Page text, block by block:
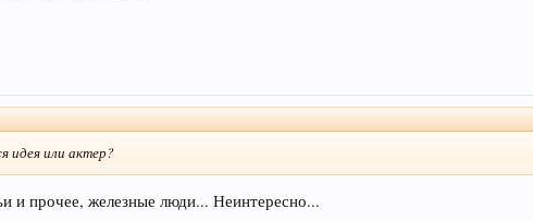
идея или актер?
и прочее, железные люди... Неинтересно...